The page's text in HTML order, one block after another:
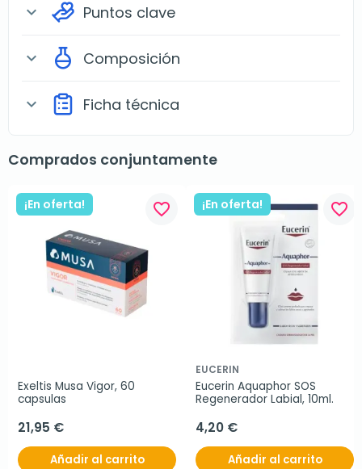
expand_more Puntos clave
expand_more Composición
expand_more Ficha técnica
Comprados conjuntamente
¡En oferta! favorite_border
Exeltis Musa Vigor, 60
capsulas
21,95 €
Añadir al carrito
¡En oferta! favorite_border
EUCERIN
Eucerin Aquaphor SOS
Regenerador Labial, 10ml.
4,20 €
Añadir al carrito